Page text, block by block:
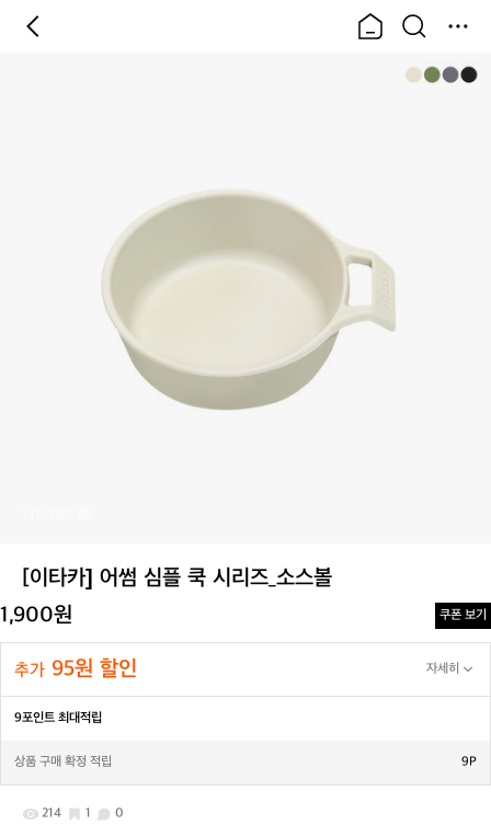
[이타카] 어썸 심플 쿡 시리즈_소스볼
1,900원
쿠폰 보기
추가 95원 할인 자세히
9포인트 최대적립
상품 구매 확정 적립 9P
214 1 0